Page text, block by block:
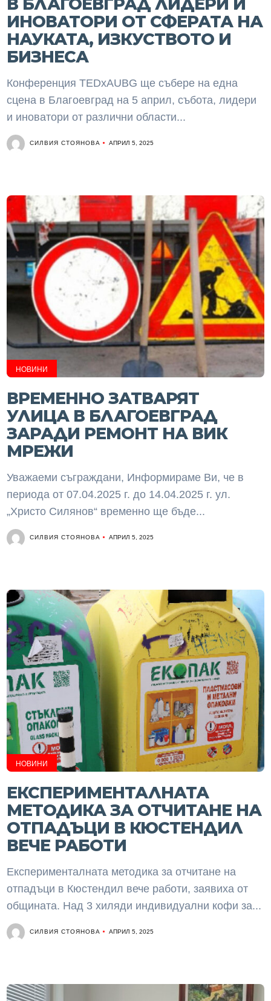
ИНОВАТОРИ ОТ СФЕРАТА НА
НАУКАТА, ИЗКУСТВОТО И
БИЗНЕСА
Конференция TEDxAUBG ще събере на една
сцена в Благоевград на 5 април, събота, лидери
и иноватори от различни области...
СИЛВИЯ СТОЯНОВА АПРИЛ 5, 2025
НОВИНИ
ВРЕМЕННО ЗАТВАРЯТ
УЛИЦА В БЛАГОЕВГРАД
ЗАРАДИ РЕМОНТ НА ВИК
МРЕЖИ
Уважаеми съграждани, Информираме Ви, че в
периода от 07.04.2025 г. до 14.04.2025 г. ул.
„Христо Силянов“ временно ще бъде...
СИЛВИЯ СТОЯНОВА АПРИЛ 5, 2025
НОВИНИ
ЕКСПЕРИМЕНТАЛНАТА
МЕТОДИКА ЗА ОТЧИТАНЕ НА
ОТПАДЪЦИ В КЮСТЕНДИЛ
ВЕЧЕ РАБОТИ
Експерименталната методика за отчитане на
отпадъци в Кюстендил вече работи, заявиха от
общината. Над 3 хиляди индивидуални кофи за...
СИЛВИЯ СТОЯНОВА АПРИЛ 5, 2025